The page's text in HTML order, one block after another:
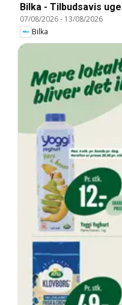
Bilka - Tilbudsavis
07/08/2026- 13/08/2026
Bilka